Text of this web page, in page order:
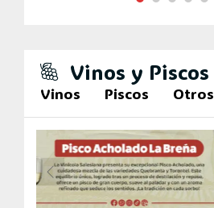
Vinos y Piscos
Vinos Piscos Otros